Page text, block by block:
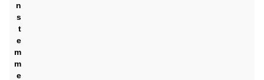
n
s
t
e
m
m
e